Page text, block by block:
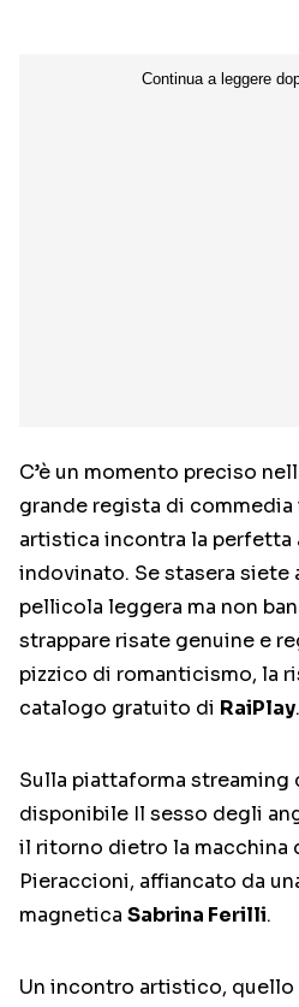
C’è un momento preciso
grande regista di
artistica incontra la perfetta
indovinato. Se stasera siete
pellicola leggera ma non
strappare risate genuine e
pizzico di romanticismo, la
catalogo gratuito di RaiPlay.
Sulla piattaforma streaming
disponibile Il sesso degli
il ritorno dietro la macchina
Pieraccioni, affiancato da
magnetica Sabrina Ferilli.
Un incontro artistico,